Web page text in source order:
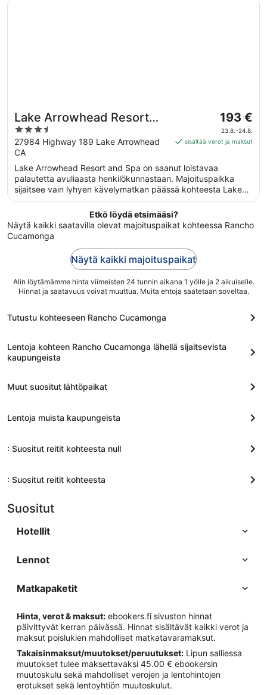
Lake Arrowhead Resort
and Spa
3.5
out
of
5
27984 Highway 189 Lake Arrowhead
CA
Hinta
on
193 €
ajalle
23.8.
viiva
193 €
23.8.–24.8.
sisältää verot ja maksut
Lake Arrowhead Resort and Spa on saanut loistavaa
palautetta avuliaasta henkilökunnastaan. Majoituspaikka
sijaitsee vain lyhyen kävelymatkan päässä kohteesta Lake
Arrowhead Village. Majoituspaikassa on saatavilla täyden
palvelun kylpylä, ulkouima-allas ja ravintola.
Etkö löydä etsimääsi?
Näytä kaikki saatavilla olevat majoituspaikat kohteessa Rancho
Cucamonga
Näytä kaikki majoituspaikat
Alin löytämämme hinta viimeisten 24 tunnin aikana 1 yölle ja 2 aikuiselle.
Hinnat ja saatavuus voivat muuttua. Muita ehtoja saatetaan soveltaa.
Tutustu kohteeseen Rancho Cucamonga
Lentoja kohteen Rancho Cucamonga lähellä sijaitsevista
kaupungeista
Muut suositut lähtöpaikat
Lentoja muista kaupungeista
: Suositut reitit kohteesta null
: Suositut reitit kohteesta
Suositut
Hotellit
Lennot
Matkapaketit
Hinta, verot & maksut: ebookers.fi sivuston hinnat
päivittyvät kerran päivässä. Hinnat sisältävät kaikki verot ja
maksut poislukien mahdolliset matkatavaramaksut.
Takaisinmaksut/muutokset/peruutukset: Lipun salliessa
muutokset tulee maksettavaksi 45.00 € ebookersin
muutoskulu sekä mahdolliset verojen ja lentohintojen
erotukset sekä lentoyhtiön muutoskulut.